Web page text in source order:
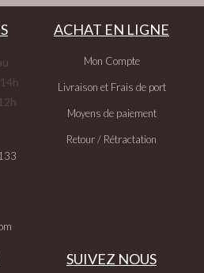
ACHAT EN LIGNE
Mon Compte
Livraison et Frais de port
Moyens de paiement
Retour / Rétractation
SUIVEZ NOUS